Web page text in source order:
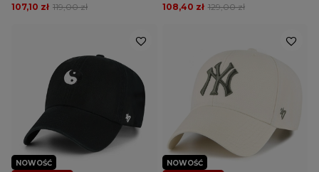
119,00 zł
107,10 zł
129,00 zł
108,40 zł
NOWOŚĆ NOWOŚĆ